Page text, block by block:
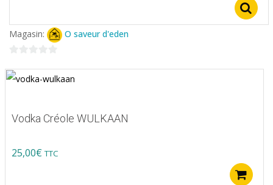
Magasin: O saveur d'eden
sur
Vodka Créole WULKAAN
25,00€ TTC